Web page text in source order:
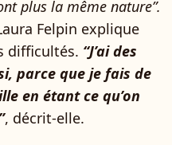
plus la même nature”.
Felpin explique
difficultés. “J’ai des
parce que je fais de
en étant ce qu’on
, décrit-elle.